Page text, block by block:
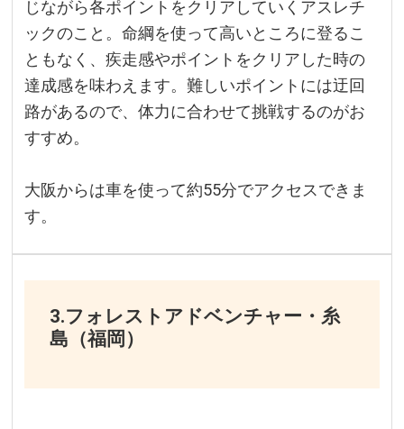
じながら各ポイントをクリアしていくアスレチ
ックのこと。命綱を使って高いところに登るこ
ともなく、疾走感やポイントをクリアした時の
達成感を味わえます。難しいポイントには迂回
路があるので、体力に合わせて挑戦するのがお
すすめ。
大阪からは車を使って約55分でアクセスできま
す。
3.フォレストアドベンチャー・糸
島（福岡）